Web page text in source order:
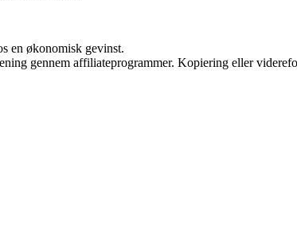
en økonomisk gevinst.
gennem affiliateprogrammer. Kopiering eller